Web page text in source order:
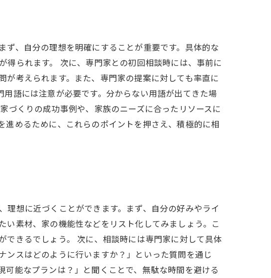
、自分の理想を明確にすることが重要です。具体的な
られます。 次に、専門家との初回相談時には、事前に
考えられます。また、専門家の提案に対しても率直に
語には注意が必要です。分からない用語が出てきた場
づくりの成功事例や、家族のニーズに合ったリソースに
めるために、これらのポイントを押さえ、積極的に相
想に近づくことができます。まず、自分の好みやライ
素材、家の機能性などをリスト化してみましょう。こ
きるでしょう。 次に、相談時には専門家に対して具体
スはどのように行いますか？」といった質問を通じ
能なプランは？」と聞くことで、無駄な時間を避ける